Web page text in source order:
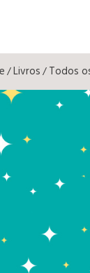
/Livros/Todos